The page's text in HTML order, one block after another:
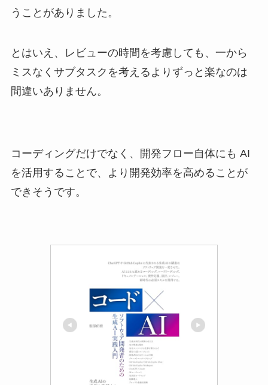
うことがありました。
とはいえ、レビューの時間を考慮しても、一から
ミスなくサブタスクを考えるよりずっと楽なのは
間違いありません。
コーディングだけでなく、開発フロー自体にも AI
を活用することで、より開発効率を高めることが
できそうです。